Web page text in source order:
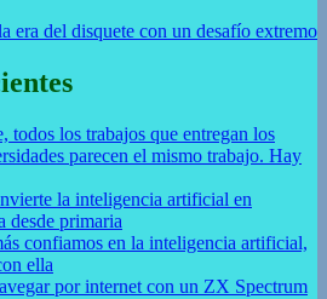
era del disquete con un desafío extremo
todos los trabajos que entregan los
parecen el mismo trabajo. Hay
la inteligencia artificial en
desde primaria
confiamos en la inteligencia artificial,
ella
por internet con un ZX Spectrum